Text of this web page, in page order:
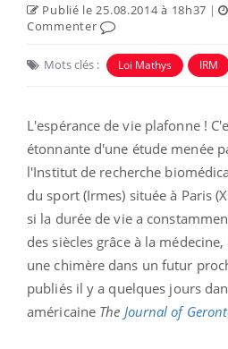
Publié le 25.08.2014 à 18h37 |
Commenter
Mots clés : Loi Mathys IRM
L'espérance de vie plafonne !
étonnante d'une étude menée
l'Institut de recherche
du sport (Irmes) située à Paris
si la durée de vie a
des siècles grâce à la
une chimère dans un futur
publiés il y a quelques jours
américaine The Journal of